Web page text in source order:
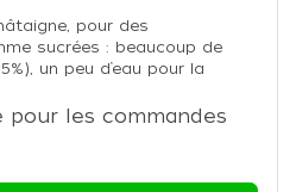
pour des
sucrées : beaucoup de
un peu d’eau pour la
pour les commandes